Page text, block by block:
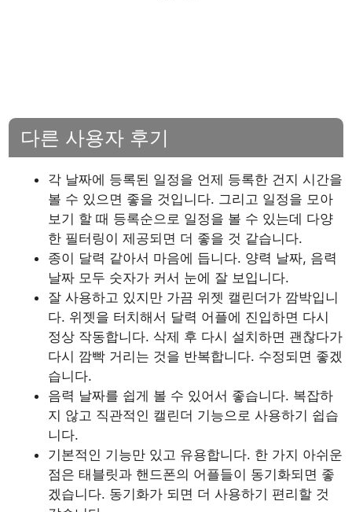
다른 사용자 후기
각 날짜에 등록된 일정을 언제 등록한 건지 시간을
볼 수 있으면 좋을 것입니다. 그리고 일정을 모아
보기 할 때 등록순으로 일정을 볼 수 있는데 다양
한 필터링이 제공되면 더 좋을 것 같습니다.
종이 달력 같아서 마음에 듭니다. 양력 날짜, 음력
날짜 모두 숫자가 커서 눈에 잘 보입니다.
잘 사용하고 있지만 가끔 위젯 캘린더가 깜박입니
다. 위젯을 터치해서 달력 어플에 진입하면 다시
정상 작동합니다. 삭제 후 다시 설치하면 괜찮다가
다시 깜빡 거리는 것을 반복합니다. 수정되면 좋겠
습니다.
음력 날짜를 쉽게 볼 수 있어서 좋습니다. 복잡하
지 않고 직관적인 캘린더 기능으로 사용하기 쉽습
니다.
기본적인 기능만 있고 유용합니다. 한 가지 아쉬운
점은 태블릿과 핸드폰의 어플들이 동기화되면 좋
겠습니다. 동기화가 되면 더 사용하기 편리할 것